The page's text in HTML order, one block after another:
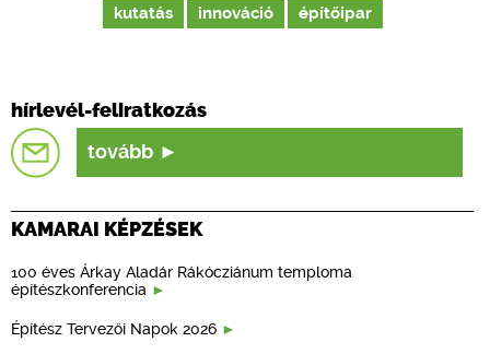
kutatás innováció építőipar
hírlevél-feliratkozás
tovább
KAMARAI KÉPZÉSEK
100 éves Árkay Aladár Rákócziánum temploma
építészkonferencia
Építész Tervezői Napok 2026